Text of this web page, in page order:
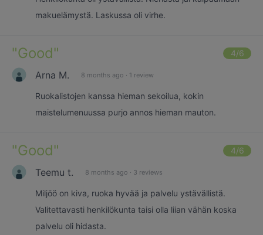
makuelämystä. Laskussa oli virhe.
"Good" 4/6
Arna M. 8 months ago · 1 review
Ruokalistojen kanssa hieman sekoilua, kokin
maistelumenuussa purjo annos hieman mauton.
"Good" 4/6
Teemu t. 8 months ago · 3 reviews
Miljöö on kiva, ruoka hyvää ja palvelu ystävällistä.
Valitettavasti henkilökunta taisi olla liian vähän koska
palvelu oli hidasta.